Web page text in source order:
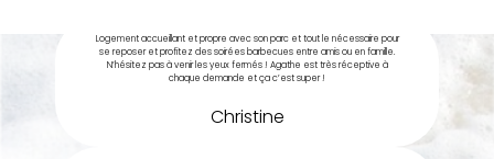
Logement accueillant et propre avec son parc et tout le nécessaire pour
se reposer et profitez des soirées barbecues entre amis ou en famille.
N’hésitez pas à venir les yeux fermés ! Agathe est très réceptive à
chaque demande et ça c’est super !
Christine